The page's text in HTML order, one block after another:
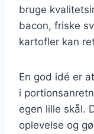
bruge
bacon, friske
kartofler kan
En god idé er
i
egen lille skål.
oplevelse og